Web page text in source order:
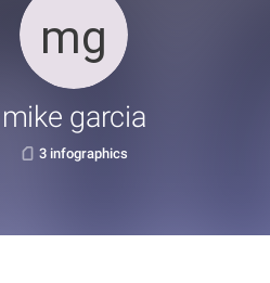
mike garcia
3 infographics